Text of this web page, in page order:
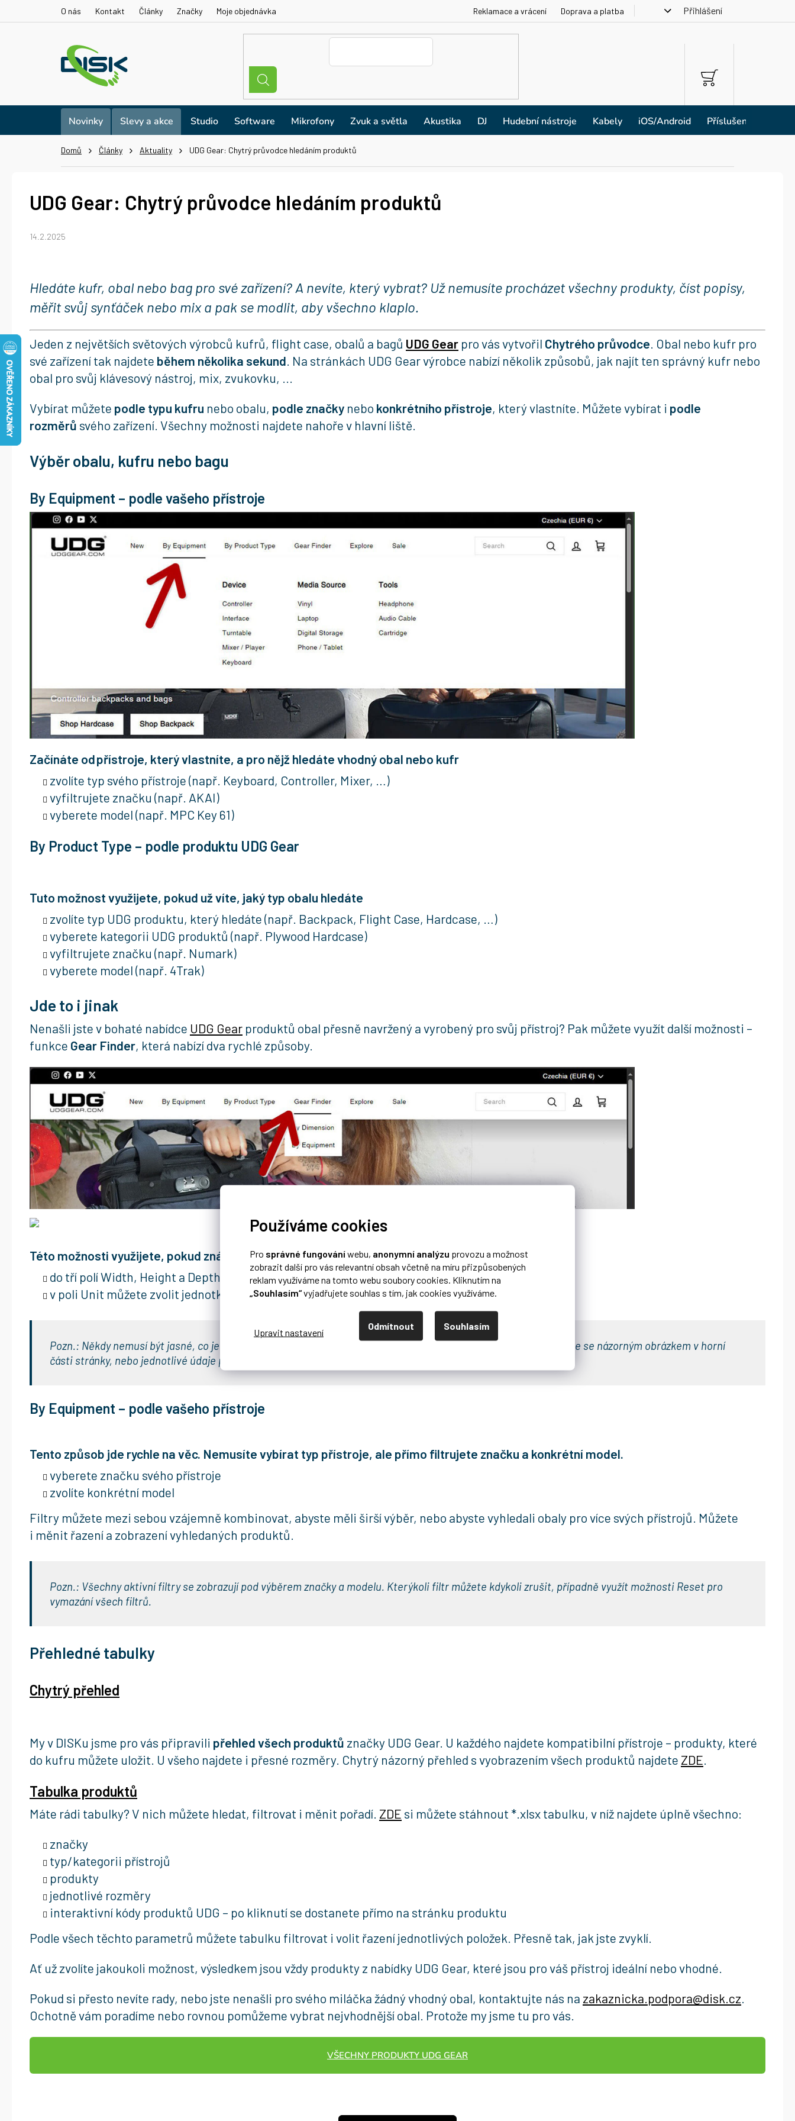
Používáme cookies
Pro správné fungováníwebu, anonymní analýzu provozu a možnost
zobrazit další pro vás relevantní obsah včetně na míru přizpůsobených
reklam využíváme na tomto webu soubory cookies. Kliknutím na
„Souhlasím“vyjadřujete souhlas s tím, jak cookies využíváme.
Odmítnout Souhlasím
O nás Kontakt Články Značky Moje objednávka Reklamace a vrácení Doprava a platba Přihlášení
NÁKUPNÍ
KOŠÍK
Novinky Slevy a akce Studio Software Mikrofony Zvuk a světla Akustika DJ Hudební nástroje Kabely iOS/Android Příslušenství
Domů Články Aktuality UDG Gear: Chytrý průvodce hledáním produktů
UDG Gear: Chytrý průvodce hledáním produktů
14.2.2025
Hledáte kufr, obal nebo bag pro své zařízení? A nevíte, který vybrat? Už nemusíte procházet všechny produkty, číst popisy,
měřit svůj synťáček nebo mix a pak se modlit, aby všechno klaplo.
Jeden z největších světových výrobců kufrů, flight case, obalů a bagů UDG Gear pro vás vytvořil Chytrého průvodce. Obal nebo kufr pro
své zařízení tak najdete během několika sekund. Na stránkách UDG Gear výrobce nabízí několik způsobů, jak najít ten správný kufr nebo
obal pro svůj klávesový nástroj, mix, zvukovku, ...
Vybírat můžete podle typu kufru nebo obalu, podle značky nebo konkrétního přístroje, který vlastníte. Můžete vybírat i podle
rozměrů svého zařízení. Všechny možnosti najdete nahoře v hlavní liště.
Výběr obalu, kufru nebo bagu
By Equipment – podle vašeho přístroje
Začínáte od přístroje, který vlastníte, a pro nějž hledáte vhodný obal nebo kufr
zvolíte typ svého přístroje (např. Keyboard, Controller, Mixer, …)
vyfiltrujete značku (např. AKAI)
vyberete model (např. MPC Key 61)
By Product Type – podle produktu UDG Gear
Tuto možnost využijete, pokud už víte, jaký typ obalu hledáte
zvolíte typ UDG produktu, který hledáte (např. Backpack, Flight Case, Hardcase, …)
vyberete kategorii UDG produktů (např. Plywood Hardcase)
vyfiltrujete značku (např. Numark)
vyberete model (např. 4Trak)
Jde to i jinak
Nenašli jste v bohaté nabídce UDG Gear produktů obal přesně navržený a vyrobený pro svůj přístroj? Pak můžete využít další možnosti –
funkce Gear Finder, která nabízí dva rychlé způsoby.
Této možnosti využijete, pokud znáte rozměry svého přístroje
do tří polí Width, Height a Depth zadáte rozměry svého přístroje
v poli Unit můžete zvolit jednotku udávaných rozměrů – mm/inch
Pozn.: Někdy nemusí být jasné, co je šířka, co délka a co hloubka. Pokud Gear Finder žádný produkt nenajde, řiďte se názorným obrázkem v horní
části stránky, nebo jednotlivé údaje prostě prohoďte.
By Equipment – podle vašeho přístroje
Tento způsob jde rychle na věc. Nemusíte vybírat typ přístroje, ale přímo filtrujete značku a konkrétní model.
vyberete značku svého přístroje
zvolíte konkrétní model
Filtry můžete mezi sebou vzájemně kombinovat, abyste měli širší výběr, nebo abyste vyhledali obaly pro více svých přístrojů. Můžete
i měnit řazení a zobrazení vyhledaných produktů.
Pozn.: Všechny aktivní filtry se zobrazují pod výběrem značky a modelu. Kterýkoli filtr můžete kdykoli zrušit, případně využít možnosti Reset pro
vymazání všech filtrů.
Přehledné tabulky
Chytrý přehled
My v DISKu jsme pro vás připravili přehled všech produktů značky UDG Gear. U každého najdete kompatibilní přístroje – produkty, které
do kufru můžete uložit. U všeho najdete i přesné rozměry. Chytrý názorný přehled s vyobrazením všech produktů najdete ZDE.
Tabulka produktů
Máte rádi tabulky? V nich můžete hledat, filtrovat i měnit pořadí. ZDE si můžete stáhnout *.xlsx tabulku, v níž najdete úplně všechno:
značky
typ/kategorii přístrojů
produkty
jednotlivé rozměry
interaktivní kódy produktů UDG – po kliknutí se dostanete přímo na stránku produktu
Podle všech těchto parametrů můžete tabulku filtrovat i volit řazení jednotlivých položek. Přesně tak, jak jste zvyklí.
Ať už zvolíte jakoukoli možnost, výsledkem jsou vždy produkty z nabídky UDG Gear, které jsou pro váš přístroj ideální nebo vhodné.
Pokud si přesto nevíte rady, nebo jste nenašli pro svého miláčka žádný vhodný obal, kontaktujte nás na zakaznicka.podpora@disk.cz.
Ochotně vám poradíme nebo rovnou pomůžeme vybrat nejvhodnější obal. Protože my jsme tu pro vás.
VŠECHNY PRODUKTY UDG GEAR